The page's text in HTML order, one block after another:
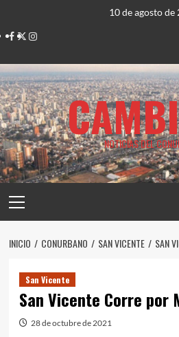
contenido
10 de agosto de
Facebook
TwitterInstagram
NOTICIAS DEL
principal
INICIO CONURBANO SAN VICENTE SAN
San Vicente
San Vicente Corre por
28 de octubre de 2021